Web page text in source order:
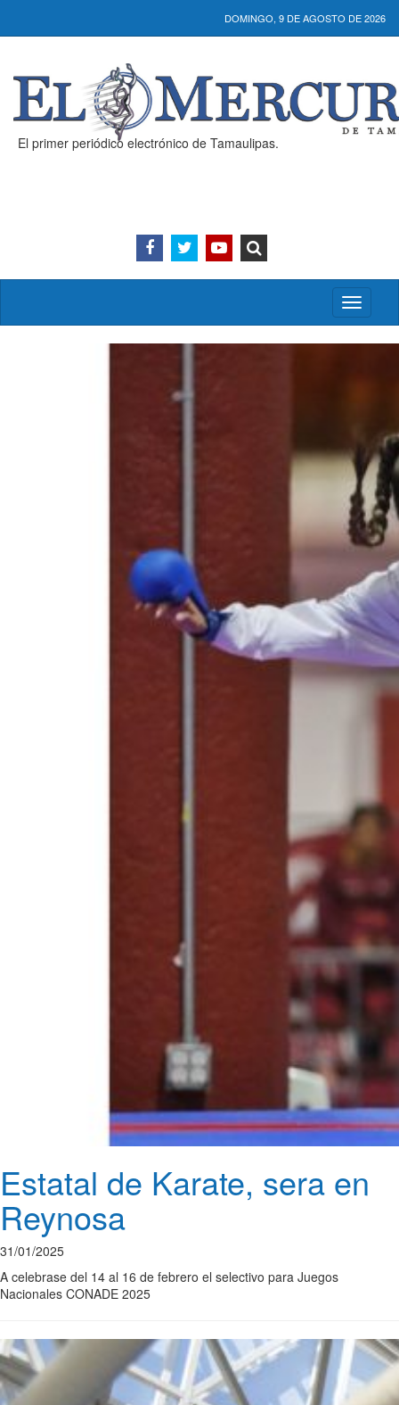
DOMINGO, 9 DE AGOSTO DE 2026
El primer periódico electrónico de Tamaulipas.
Activar/
menú
Estatal de Karate, sera en
Reynosa
31/01/2025
A celebrase del 14 al 16 de febrero el selectivo para Juegos
Nacionales CONADE 2025